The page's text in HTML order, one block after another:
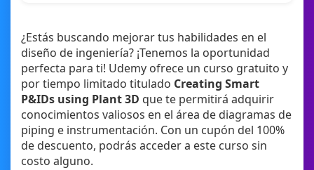
¿Estás buscando mejorar tus habilidades en el
diseño de ingeniería? ¡Tenemos la oportunidad
perfecta para ti! Udemy ofrece un curso gratuito y
por tiempo limitado titulado Creating Smart
P&IDs using Plant 3D que te permitirá adquirir
conocimientos valiosos en el área de diagramas de
piping e instrumentación. Con un cupón del 100%
de descuento, podrás acceder a este curso sin
costo alguno.